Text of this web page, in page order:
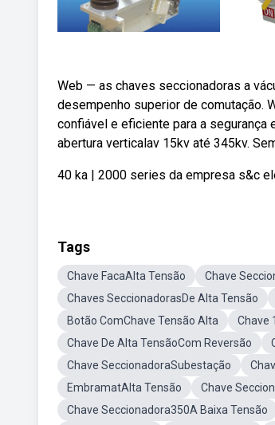
Web — as chaves seccionadoras a
desempenho superior de comutação.
confiável e eficiente para a
abertura verticalav 15kv até 345kv.
40 ka | 2000 series da empresa s&c
Tags
Chave FacaAlta Tensão Chave
Chaves SeccionadorasDe Alta Tensão
Botão ComChave Tensão Alta
Chave
Chave De Alta TensãoCom Reversão
Chave SeccionadoraSubestação
EmbramatAlta Tensão
Chave
Chave Seccionadora350A Baixa Tensão